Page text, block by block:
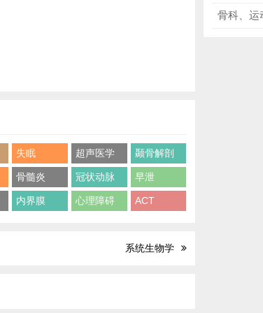
失眠 超声医学 颞骨解剖
骨髓炎 冠状动脉 早泄
内界膜 心理障碍 ACT
系统生物学